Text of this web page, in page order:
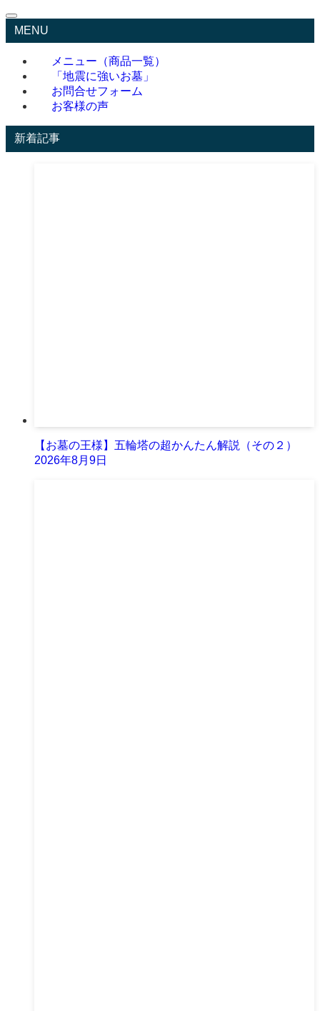
MENU
メニュー（商品一覧）
「地震に強いお墓」
お問合せフォーム
お客様の声
新着記事
【お墓の王様】五輪塔の超かんたん解説（その２）
2026年8月9日